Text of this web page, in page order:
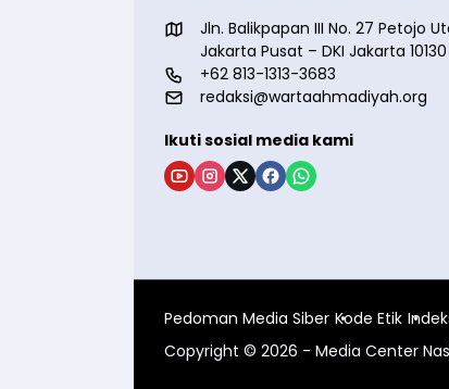
Jln. Balikpapan III No. 27 Petojo
Jakarta Pusat – DKI Jakarta 10130
+62 813-1313-3683
redaksi@wartaahmadiyah.org
Ikuti sosial media kami
Pedoman Media Siber Kode Etik
Copyright © 2026 - Media Center